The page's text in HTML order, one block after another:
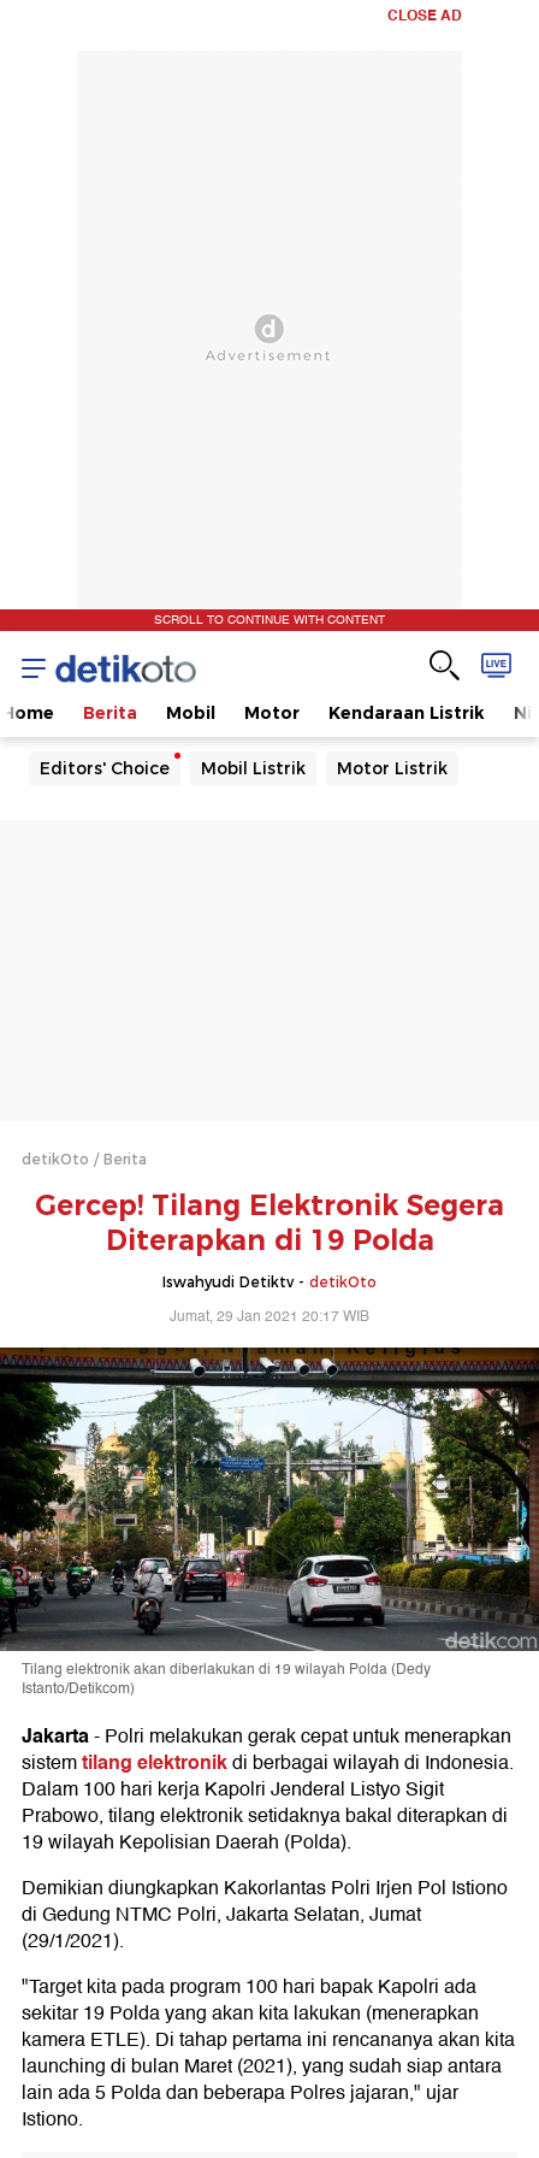
CLOSE AD
SCROLL TO CONTINUE WITH CONTENT
Home Berita Mobil Motor Kendaraan Listrik
Editors' Choice Mobil Listrik Motor Listrik
detikOto Berita
Gercep! Tilang Elektronik Segera
Diterapkan di 19 Polda
Iswahyudi Detiktv - detikOto
Jumat, 29 Jan 2021 20:17 WIB
Tilang elektronik akan diberlakukan di 19 wilayah Polda (Dedy
Istanto/Detikcom)
Jakarta-Polri melakukan gerak cepat untuk menerapkan
sistemtilang elektronikdi berbagai wilayah di Indonesia.
Dalam 100 hari kerja Kapolri Jenderal Listyo Sigit
Prabowo, tilang elektronik setidaknya bakal diterapkan di
19 wilayah Kepolisian Daerah (Polda).
Demikian diungkapkan Kakorlantas Polri Irjen Pol Istiono
di Gedung NTMC Polri, Jakarta Selatan, Jumat
(29/1/2021).
"Target kita pada program 100 hari bapak Kapolri ada
sekitar 19 Polda yang akan kita lakukan (menerapkan
kamera ETLE). Di tahap pertama ini rencananya akan kita
launching di bulan Maret (2021), yang sudah siap antara
lain ada 5 Polda dan beberapa Polres jajaran," ujar
Istiono.